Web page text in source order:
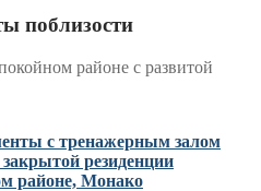
поблизости
районе с развитой
с тренажерным залом
резиденции
районе, Монако